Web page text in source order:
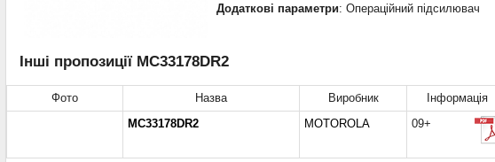
Додаткові параметри: Операційний підсилювач
Інші пропозиції MC33178DR2
Фото Назва Виробник Інформація
MC33178DR2
MOTOROLA 09+